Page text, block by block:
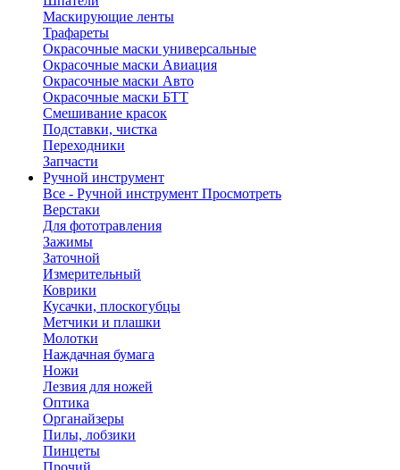
Маскирующие ленты
Трафареты
Окрасочные маски универсальные
Окрасочные маски Авиация
Окрасочные маски Авто
Окрасочные маски БТТ
Смешивание красок
Подставки, чистка
Переходники
Запчасти
Ручной инструмент
Все - Ручной инструмент Просмотреть
Верстаки
Для фототравления
Зажимы
Заточной
Измерительный
Коврики
Кусачки, плоскогубцы
Метчики и плашки
Молотки
Наждачная бумага
Ножи
Лезвия для ножей
Оптика
Органайзеры
Пилы, лобзики
Пинцеты
Прочий